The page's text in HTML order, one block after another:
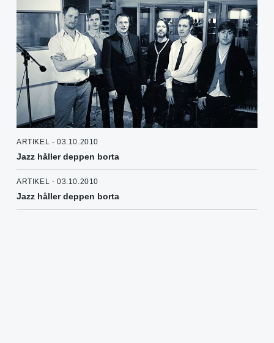
ARTIKEL - 03.10.2010
Jazz håller deppen borta
ARTIKEL - 03.10.2010
Jazz håller deppen borta